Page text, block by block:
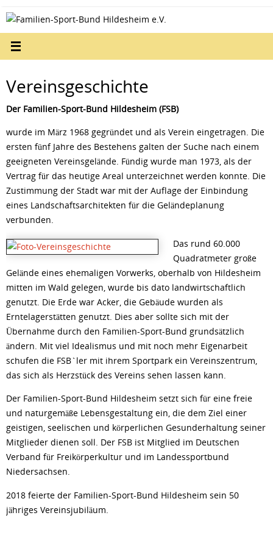
Inhalt
springen
Vereinsgeschichte
Der Familien-Sport-Bund Hildesheim (FSB)
wurde im März 1968 gegründet und als Verein eingetragen. Die
ersten fünf Jahre des Bestehens galten der Suche nach einem
geeigneten Vereinsgelände. Fündig wurde man 1973, als der
Vertrag für das heutige Areal unterzeichnet werden konnte. Die
Zustimmung der Stadt war mit der Auflage der Einbindung
eines Landschaftsarchitekten für die Geländeplanung
verbunden.
Das rund 60.000
Quadratmeter große
Gelände eines ehemaligen Vorwerks, oberhalb von Hildesheim
mitten im Wald gelegen, wurde bis dato landwirtschaftlich
genutzt. Die Erde war Acker, die Gebäude wurden als
Erntelagerstätten genutzt. Dies aber sollte sich mit der
Übernahme durch den Familien-Sport-Bund grundsätzlich
ändern. Mit viel Idealismus und mit noch mehr Eigenarbeit
schufen die FSB`ler mit ihrem Sportpark ein Vereinszentrum,
das sich als Herzstück des Vereins sehen lassen kann.
Der Familien-Sport-Bund Hildesheim setzt sich für eine freie
und naturgemäße Lebensgestaltung ein, die dem Ziel einer
geistigen, seelischen und körperlichen Gesunderhaltung seiner
Mitglieder dienen soll. Der FSB ist Mitglied im Deutschen
Verband für Freikörperkultur und im Landessportbund
Niedersachsen.
2018 feierte der Familien-Sport-Bund Hildesheim sein 50
jähriges Vereinsjubiläum.